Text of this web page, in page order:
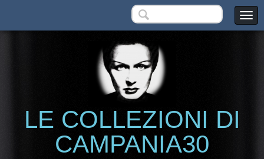
LE COLLEZIONI DI
CAMPANIA30